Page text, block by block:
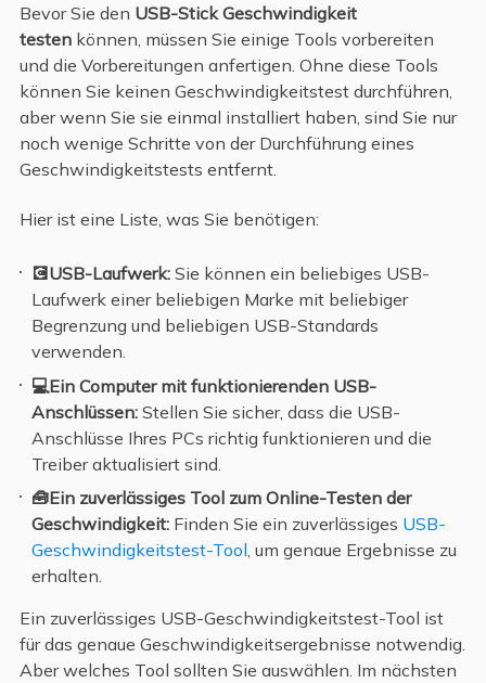
Bevor Sie den USB-Stick Geschwindigkeit
testenkönnen, müssen Sie einige Tools vorbereiten
und die Vorbereitungen anfertigen. Ohne diese Tools
können Sie keinen Geschwindigkeitstest durchführen,
aber wenn Sie sie einmal installiert haben, sind Sie nur
noch wenige Schritte von der Durchführung eines
Geschwindigkeitstests entfernt.
Hier ist eine Liste, was Sie benötigen:
💽USB-Laufwerk:Sie können ein beliebiges USB-
Laufwerk einer beliebigen Marke mit beliebiger
Begrenzung und beliebigen USB-Standards
verwenden.
💻Ein Computer mit funktionierenden USB-
Anschlüssen: Stellen Sie sicher, dass die USB-
Anschlüsse Ihres PCs richtig funktionieren und die
Treiber aktualisiert sind.
🧰Ein zuverlässiges Tool zum Online-Testen der
Geschwindigkeit: Finden Sie ein zuverlässiges USB-
Geschwindigkeitstest-Tool, um genaue Ergebnisse zu
erhalten.
Ein zuverlässiges USB-Geschwindigkeitstest-Tool ist
für das genaue Geschwindigkeitsergebnisse notwendig.
Aber welches Tool sollten Sie auswählen. Im nächsten